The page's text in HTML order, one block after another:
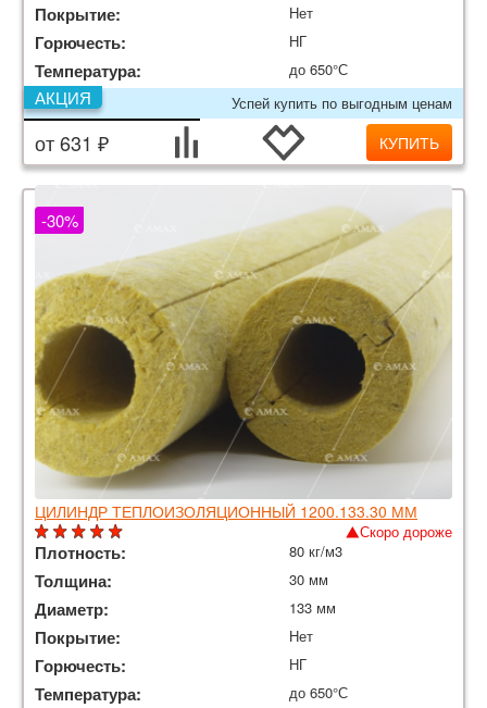
Покрытие: Нет
Горючесть: НГ
Температура:
до 650°С
Успей купить по выгодным ценам
АКЦИЯ
от 631 ₽ КУПИТЬ
ЦИЛИНДР ТЕПЛОИЗОЛЯЦИОННЫЙ 1200.133.30 ММ
-30%
Скоро дороже
Плотность: 80 кг/м3
Толщина: 30 мм
Диаметр: 133 мм
Покрытие: Нет
Горючесть: НГ
Температура:
до 650°С